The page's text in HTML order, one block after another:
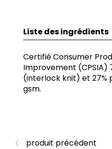
Liste des ingrédients
Certifié Consumer
Improvement (CPSIA)
(interlock knit) et 27%
gsm.
produit précédent